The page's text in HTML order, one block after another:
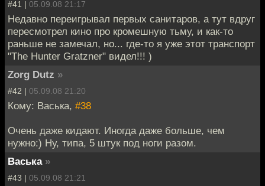
#41 | 05.09.08 21:17
Недавно переигрывал первых санитаров, а тут вдруг
пересмотрел кино про кромешную тьму, и как-то
раньше не замечал, но... где-то я уже этот транспорт
"The Hunter Gratzner" видел!!! )
Zorg Dutz »
#42 | 05.09.08 21:20
Кому: Васька, #38
Очень даже кидают. Иногда даже больше, чем
нужно:) Ну, типа, 5 штук под ноги разом.
Васька »
#43 | 05.09.08 21:21